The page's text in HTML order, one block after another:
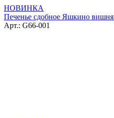
НОВИНКА
Печенье сдобное Яшкино вишня
Арт.: G66-001